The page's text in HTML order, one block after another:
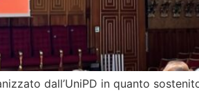
dall’UniPD in quanto